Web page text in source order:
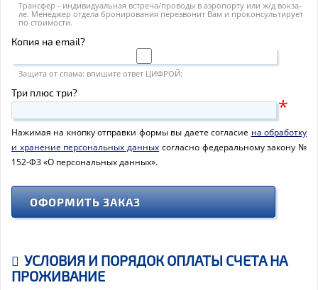
Транс­фер - ин­ди­ви­ду­аль­ная встре­ча/про­во­ды в аэро­пор­ту или ж/д вок­за­
ле. Ме­не­джер от­де­ла бро­ни­ро­ва­ния пе­ре­зво­нит Вам и про­кон­суль­ти­ру­ет
по сто­и­мо­сти.
Копия на email?
Защита от спама: впишите ответ ЦИФРОЙ:
Три плюс три?
*
Нажимая на кнопку отправки формы вы даете согласие на обработку
и хранение персональных данных согласно федеральному закону №
152-ФЗ «О персональных данных».
УСЛОВИЯ И ПОРЯДОК ОПЛАТЫ СЧЕТА НА
ПРОЖИВАНИЕ